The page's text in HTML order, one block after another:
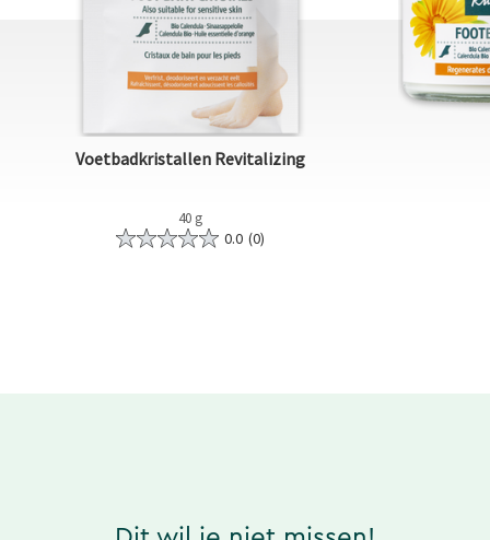
Voetbadkristallen Revitalizing
40 g
0.0 (0)